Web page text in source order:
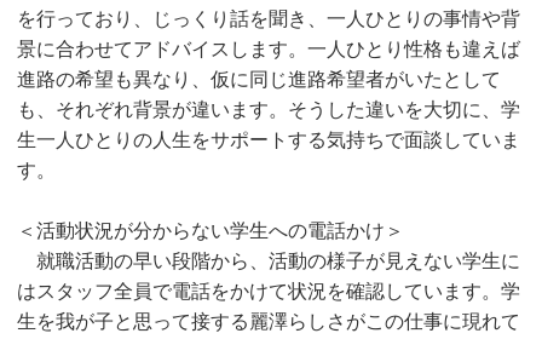
を行っており、じっくり話を聞き、一人ひとりの事情や背
景に合わせてアドバイスします。一人ひとり性格も違えば
進路の希望も異なり、仮に同じ進路希望者がいたとして
も、それぞれ背景が違います。そうした違いを大切に、学
生一人ひとりの人生をサポートする気持ちで面談していま
す。
＜活動状況が分からない学生への電話かけ＞
就職活動の早い段階から、活動の様子が見えない学生に
はスタッフ全員で電話をかけて状況を確認しています。学
生を我が子と思って接する麗澤らしさがこの仕事に現れて